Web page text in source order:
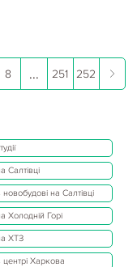
8 ... 251 252
Салтівці
на Салтівці
Холодній Горі
ХТЗ
центрі Харкова